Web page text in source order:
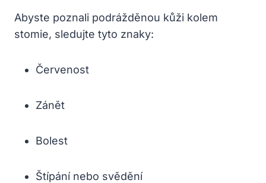
Abyste poznali podrážděnou kůži kolem
stomie, sledujte tyto znaky:
Červenost
Zánět
Bolest
Štípání nebo svědění